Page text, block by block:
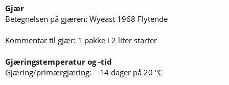
Gjær
Betegnelsen på gjæren: Wyeast 1968 Flytende
Kommentar til gjær: 1 pakke i 2 liter starter
Gjæringstemperatur og -tid
Gjæring/primærgjæring: 14 dager på 20 °C